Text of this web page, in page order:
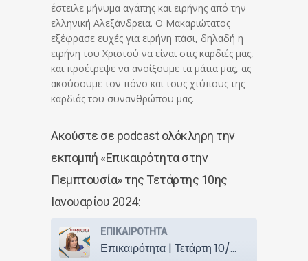
έστειλε μήνυμα αγάπης και ειρήνης από την
ελληνική Αλεξάνδρεια. Ο Μακαριώτατος
εξέφρασε ευχές για ειρήνη πάσι, δηλαδή η
ειρήνη του Χριστού να είναι στις καρδιές μας,
και προέτρεψε να ανοίξουμε τα μάτια μας, ας
ακούσουμε τον πόνο και τους χτύπους της
καρδιάς του συνανθρώπου μας.
Ακούστε σε podcast ολόκληρη την
εκπομπή «Επικαιρότητα στην
Πεμπτουσία» της Τετάρτης 10ης
Ιανουαρίου 2024: